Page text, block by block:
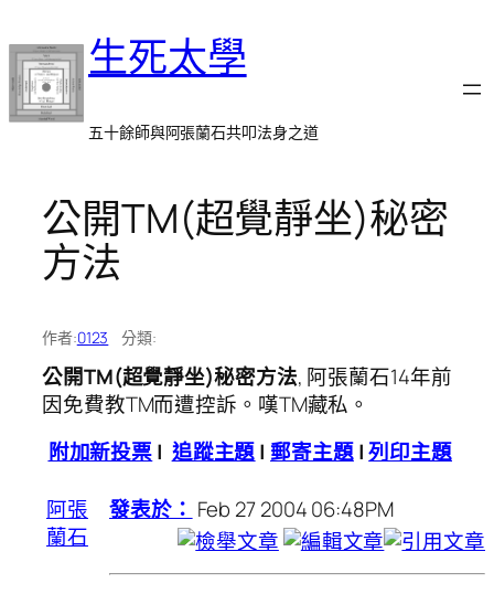
至
主
要
內
生死太學
五十餘師與阿張蘭石共叩法身之道
公開TM(超覺靜坐)秘密
方法
作者:0123 分類:
公開TM(超覺靜坐)秘密方法, 阿張蘭石14年前
因免費教TM而遭控訴。嘆TM藏私。
附加新投票| 追蹤主題| 郵寄主題|列印主題
阿張
蘭石
發表於： Feb 27 2004 06:48PM